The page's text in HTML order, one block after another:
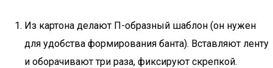
Из картона делают П-образный шаблон (он нужен
для удобства формирования банта). Вставляют ленту
и оборачивают три раза, фиксируют скрепкой.